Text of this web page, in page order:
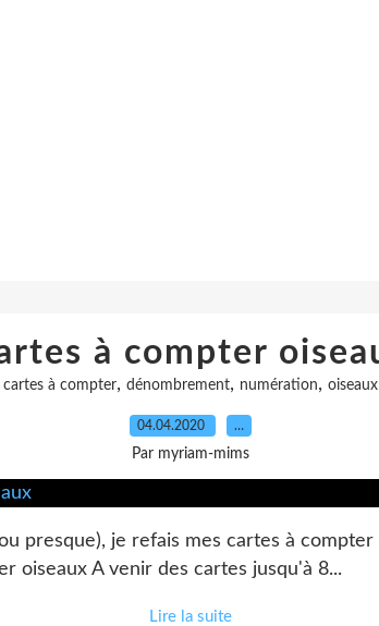
à compter
cartes à compter, dénombrement, numération, oiseaux
04.04.2020 …
Par myriam-mims
presque), je refais mes cartes à
oiseaux A venir des cartes jusqu'à 8...
Lire la suite